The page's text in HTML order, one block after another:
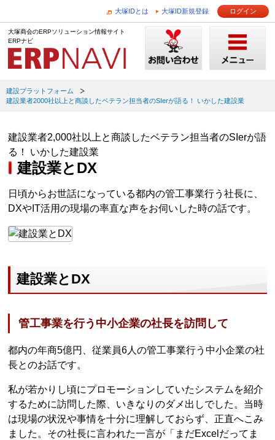
大塚IDとは 大塚ID新規登録 ログイン
大塚商会のERPソリューション情報サイト
ERPナビ
建設プラットフォーム
建設業者2000社以上と商談したベテラン担当者のSIerが語る！ いかした建設業
建設業者2,000社以上と商談したベテラン担当者のSIerが語
る！ いかした建設業
建設業とDX
日頃からお世話になっている都内の管工事業行う社長に、
DXやIT活用の現場の率直な声をお伺いした時の話です。
建設業とDX
管工事業を行う中小企業の社長を訪問して
都内の年商5億円、従業員6人の管工事業行う中小企業の社
長とのお話です。
私が若かりし頃にプロモーションしていたシステムを紹介
するために訪問した際、いきなりのダメ出しでした。当時
は現場の状況や事情を十分に理解しておらず、正直へこみ
ました。その社長に言われた一言が「まだExcelだってま